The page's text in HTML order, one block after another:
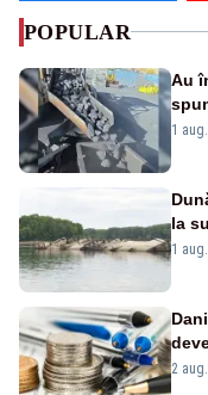
POPULAR
Au
1
la
1
2